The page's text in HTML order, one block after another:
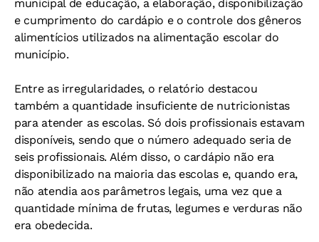
municipal de educação, a elaboração, disponibilização
e cumprimento do cardápio e o controle dos gêneros
alimentícios utilizados na alimentação escolar do
município.
Entre as irregularidades, o relatório destacou
também a quantidade insuficiente de nutricionistas
para atender as escolas. Só dois profissionais estavam
disponíveis, sendo que o número adequado seria de
seis profissionais. Além disso, o cardápio não era
disponibilizado na maioria das escolas e, quando era,
não atendia aos parâmetros legais, uma vez que a
quantidade mínima de frutas, legumes e verduras não
era obedecida.